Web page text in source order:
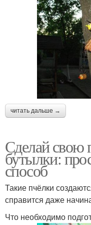
читать дальше →
Сделай свою
бутылки:
способ
Такие пчёлки
справится даже
Что необходимо